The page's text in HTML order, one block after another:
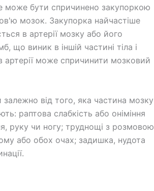
може бути спричинено закупоркою
мозок. Закупорка найчастіше
в артерії мозку або його
що виник в іншій частині тіла і
артерії може спричинити мозковий
від того, яка частина мозку
раптова слабкість або оніміння
руку чи ногу; труднощі з розмовою
або обох очах; задишка, нудота